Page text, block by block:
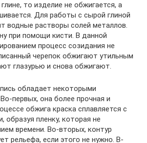
то изделие не обжигается, а
Для работы с сырой глиной
водные растворы солей металлов.
при помощи кисти. В данной
процесс созидания не
черепок обжигают утильным
глазурью и снова обжигают.
обладает некоторыми
первых, она более прочная и
обжига краска сплавляется с
образуя пленку, которая не
времени. Во-вторых, контур
рельефа, если этого не нужно. В-